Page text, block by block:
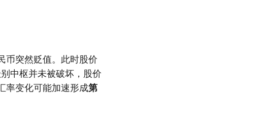
币突然贬值。此时股价
中枢并未被破坏，股价
率变化可能加速形成第